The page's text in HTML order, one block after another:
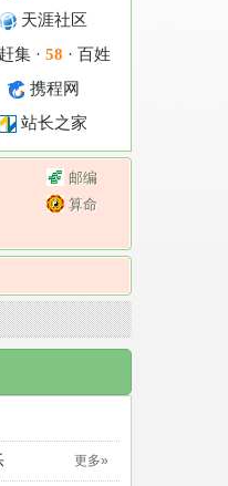
天涯社区
赶集 · 58 · 百姓
携程网
站长之家
邮编
算命
更多»